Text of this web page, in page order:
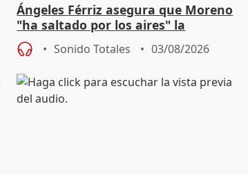
Ángeles Férriz asegura que Moreno
"ha saltado por los aires" la
negociación tras acuerdo con SMA
Sonido Totales 03/08/2026